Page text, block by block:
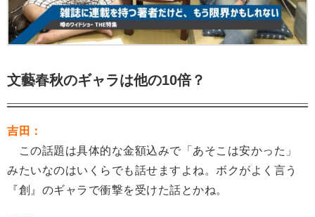
文藝春秋のギャラは他の10倍？
吉田：
この話題は具体的な金額込みで「あそこは安かった」
みたいなのはいくらでも話せますよね。ボクがよく言う
『創』のギャラで衝撃を受けた話とかね。